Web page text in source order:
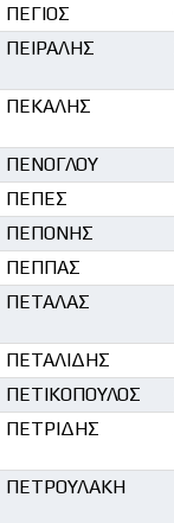
ΠΕΓΙΟΣ
ΠΕΙΡΑΛΗΣ
ΠΕΚΑΛΗΣ
ΠΕΝΟΓΛΟΥ
ΠΕΠΕΣ
ΠΕΠΟΝΗΣ
ΠΕΠΠΑΣ
ΠΕΤΑΛΑΣ
ΠΕΤΑΛΙΔΗΣ
ΠΕΤΙΚΟΠΟΥΛΟΣ
ΠΕΤΡΙΔΗΣ
ΠΕΤΡΟΥΛΑΚΗ